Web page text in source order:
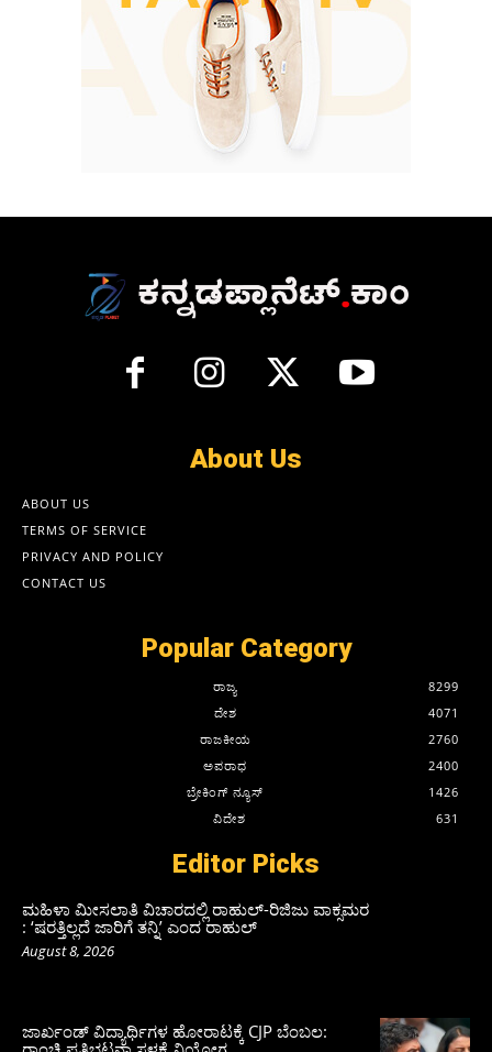
About Us
ABOUT US
TERMS OF SERVICE
PRIVACY AND POLICY
CONTACT US
Popular Category
ರಾಜ್ಯ
8299
ದೇಶ
4071
ರಾಜಕೀಯ
2760
ಅಪರಾಧ
2400
ಬ್ರೇಕಿಂಗ್ ನ್ಯೂಸ್
1426
ವಿದೇಶ
631
Editor Picks
ಮಹಿಳಾ ಮೀಸಲಾತಿ ವಿಚಾರದಲ್ಲಿ ರಾಹುಲ್‌-ರಿಜಿಜು ವಾಕ್ಸಮರ
: ‘ಷರತ್ತಿಲ್ಲದೆ ಜಾರಿಗೆ ತನ್ನಿ’ ಎಂದ ರಾಹುಲ್‌
August 8, 2026
ಜಾರ್ಖಂಡ್‌ ವಿದ್ಯಾರ್ಥಿಗಳ ಹೋರಾಟಕ್ಕೆ CJP ಬೆಂಬಲ: